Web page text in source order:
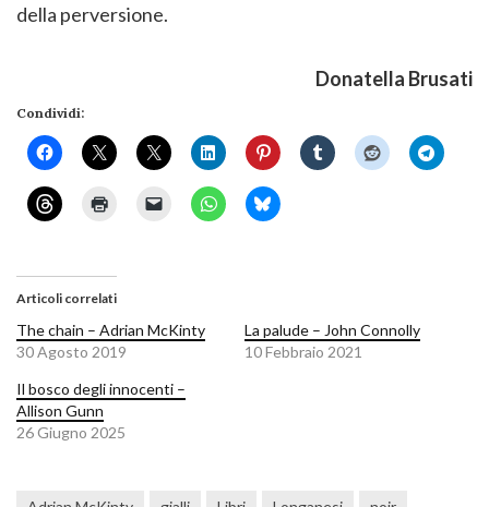
della perversione.
Donatella Brusati
Condividi:
Articoli correlati
The chain – Adrian McKinty
30 Agosto 2019
La palude – John Connolly
10 Febbraio 2021
Il bosco degli innocenti –
Allison Gunn
26 Giugno 2025